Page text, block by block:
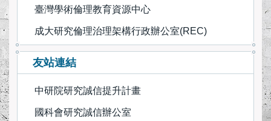
學術誠信線上課程
學術誠信相關資源
學術誠信電子報
臺灣學術倫理教育資源中心
成大研究倫理治理架構行政辦公室(REC)
友站連結
中研院研究誠信提升計畫
國科會研究誠信辦公室